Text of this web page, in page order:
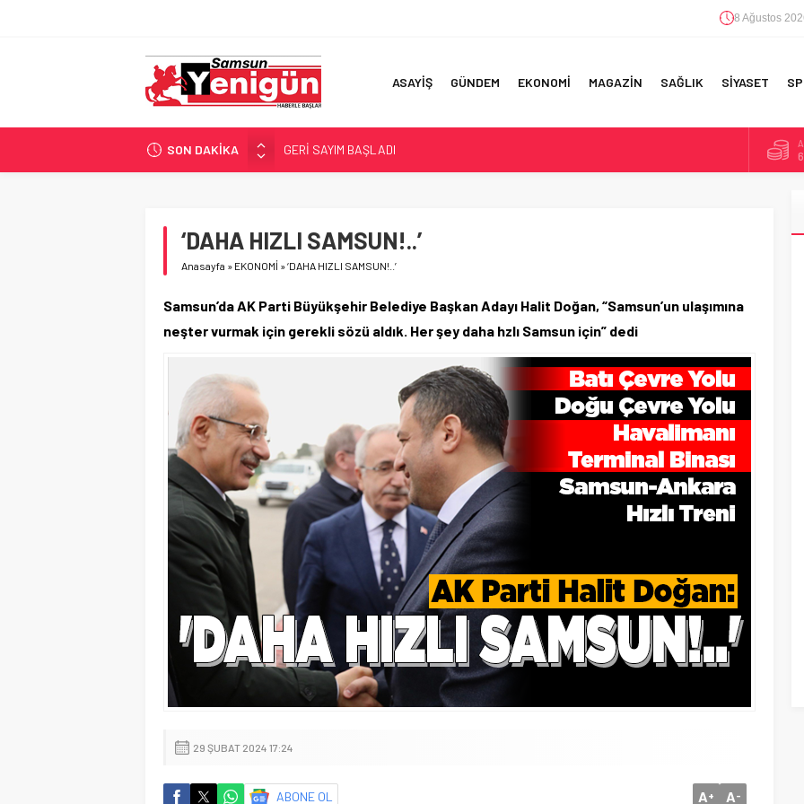
8 Ağustos
ASAYİŞ GÜNDEM EKONOMİ MAGAZİN SAĞLIK SİYASET
SON DAKİKA
GERİ SAYIM BAŞLADI
SAMSUNSPOR’DA HEDEF 5’İNCİLİK!
YÖNETİCİ SEÇERKEN YAPILAN EN BÜYÜK HATALAR
‘DAHA HIZLI SAMSUN!..’
Anasayfa » EKONOMİ »‘DAHA HIZLI SAMSUN!..’
Samsun’da AK Parti Büyükşehir Belediye Başkan Adayı Halit Doğan, “Samsun’un ulaşımına
neşter vurmak için gerekli sözü aldık. Her şey daha hzlı Samsun için” dedi
29 ŞUBAT 2024 17:24
ABONE OL A+ A-